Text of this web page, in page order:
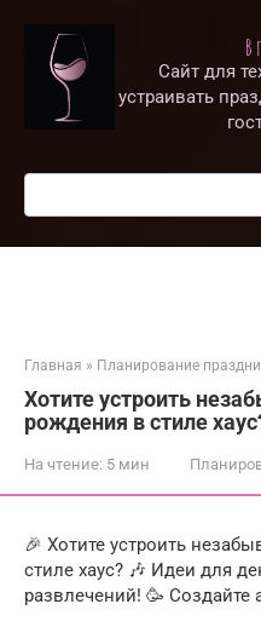
контенту
В
Сайт для
устраивать
Поиск:
Главная » Планирование
Хотите устроить
рождения в стиле
На чтение: 5 мин
🎉 Хотите устроить
стиле хаус? 🎶 Идеи для
развлечений! 🥳 Создайте